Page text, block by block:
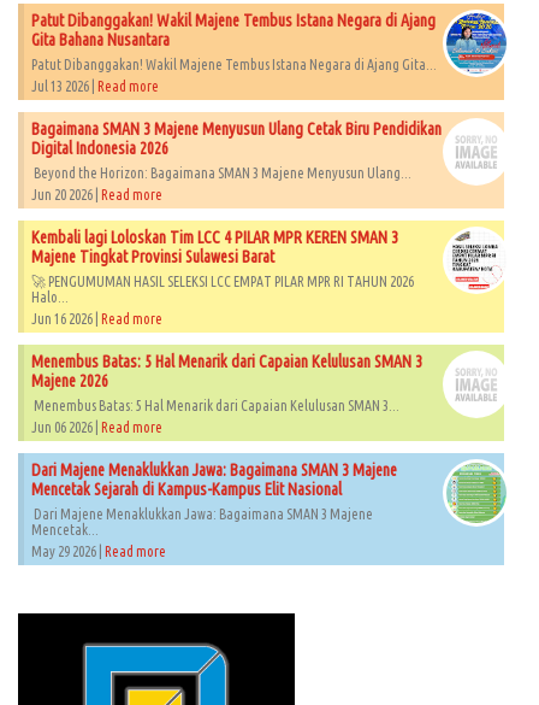
Patut Dibanggakan! Wakil Majene Tembus Istana Negara di Ajang
Gita Bahana Nusantara
Patut Dibanggakan! Wakil Majene Tembus Istana Negara di Ajang Gita...
Jul 13 2026 |
Read more
Bagaimana SMAN 3 Majene Menyusun Ulang Cetak Biru Pendidikan
Digital Indonesia 2026
Beyond the Horizon: Bagaimana SMAN 3 Majene Menyusun Ulang...
Jun 20 2026 |
Read more
Kembali lagi Loloskan Tim LCC 4 PILAR MPR KEREN SMAN 3
Majene Tingkat Provinsi Sulawesi Barat
🚀 PENGUMUMAN HASIL SELEKSI LCC EMPAT PILAR MPR RI TAHUN 2026​
Halo...
Jun 16 2026 | Read more
Menembus Batas: 5 Hal Menarik dari Capaian Kelulusan SMAN 3
Majene 2026
Menembus Batas: 5 Hal Menarik dari Capaian Kelulusan SMAN 3...
Jun 06 2026 | Read more
Dari Majene Menaklukkan Jawa: Bagaimana SMAN 3 Majene
Mencetak Sejarah di Kampus-Kampus Elit Nasional
Dari Majene Menaklukkan Jawa: Bagaimana SMAN 3 Majene
Mencetak...
May 29 2026 | Read more